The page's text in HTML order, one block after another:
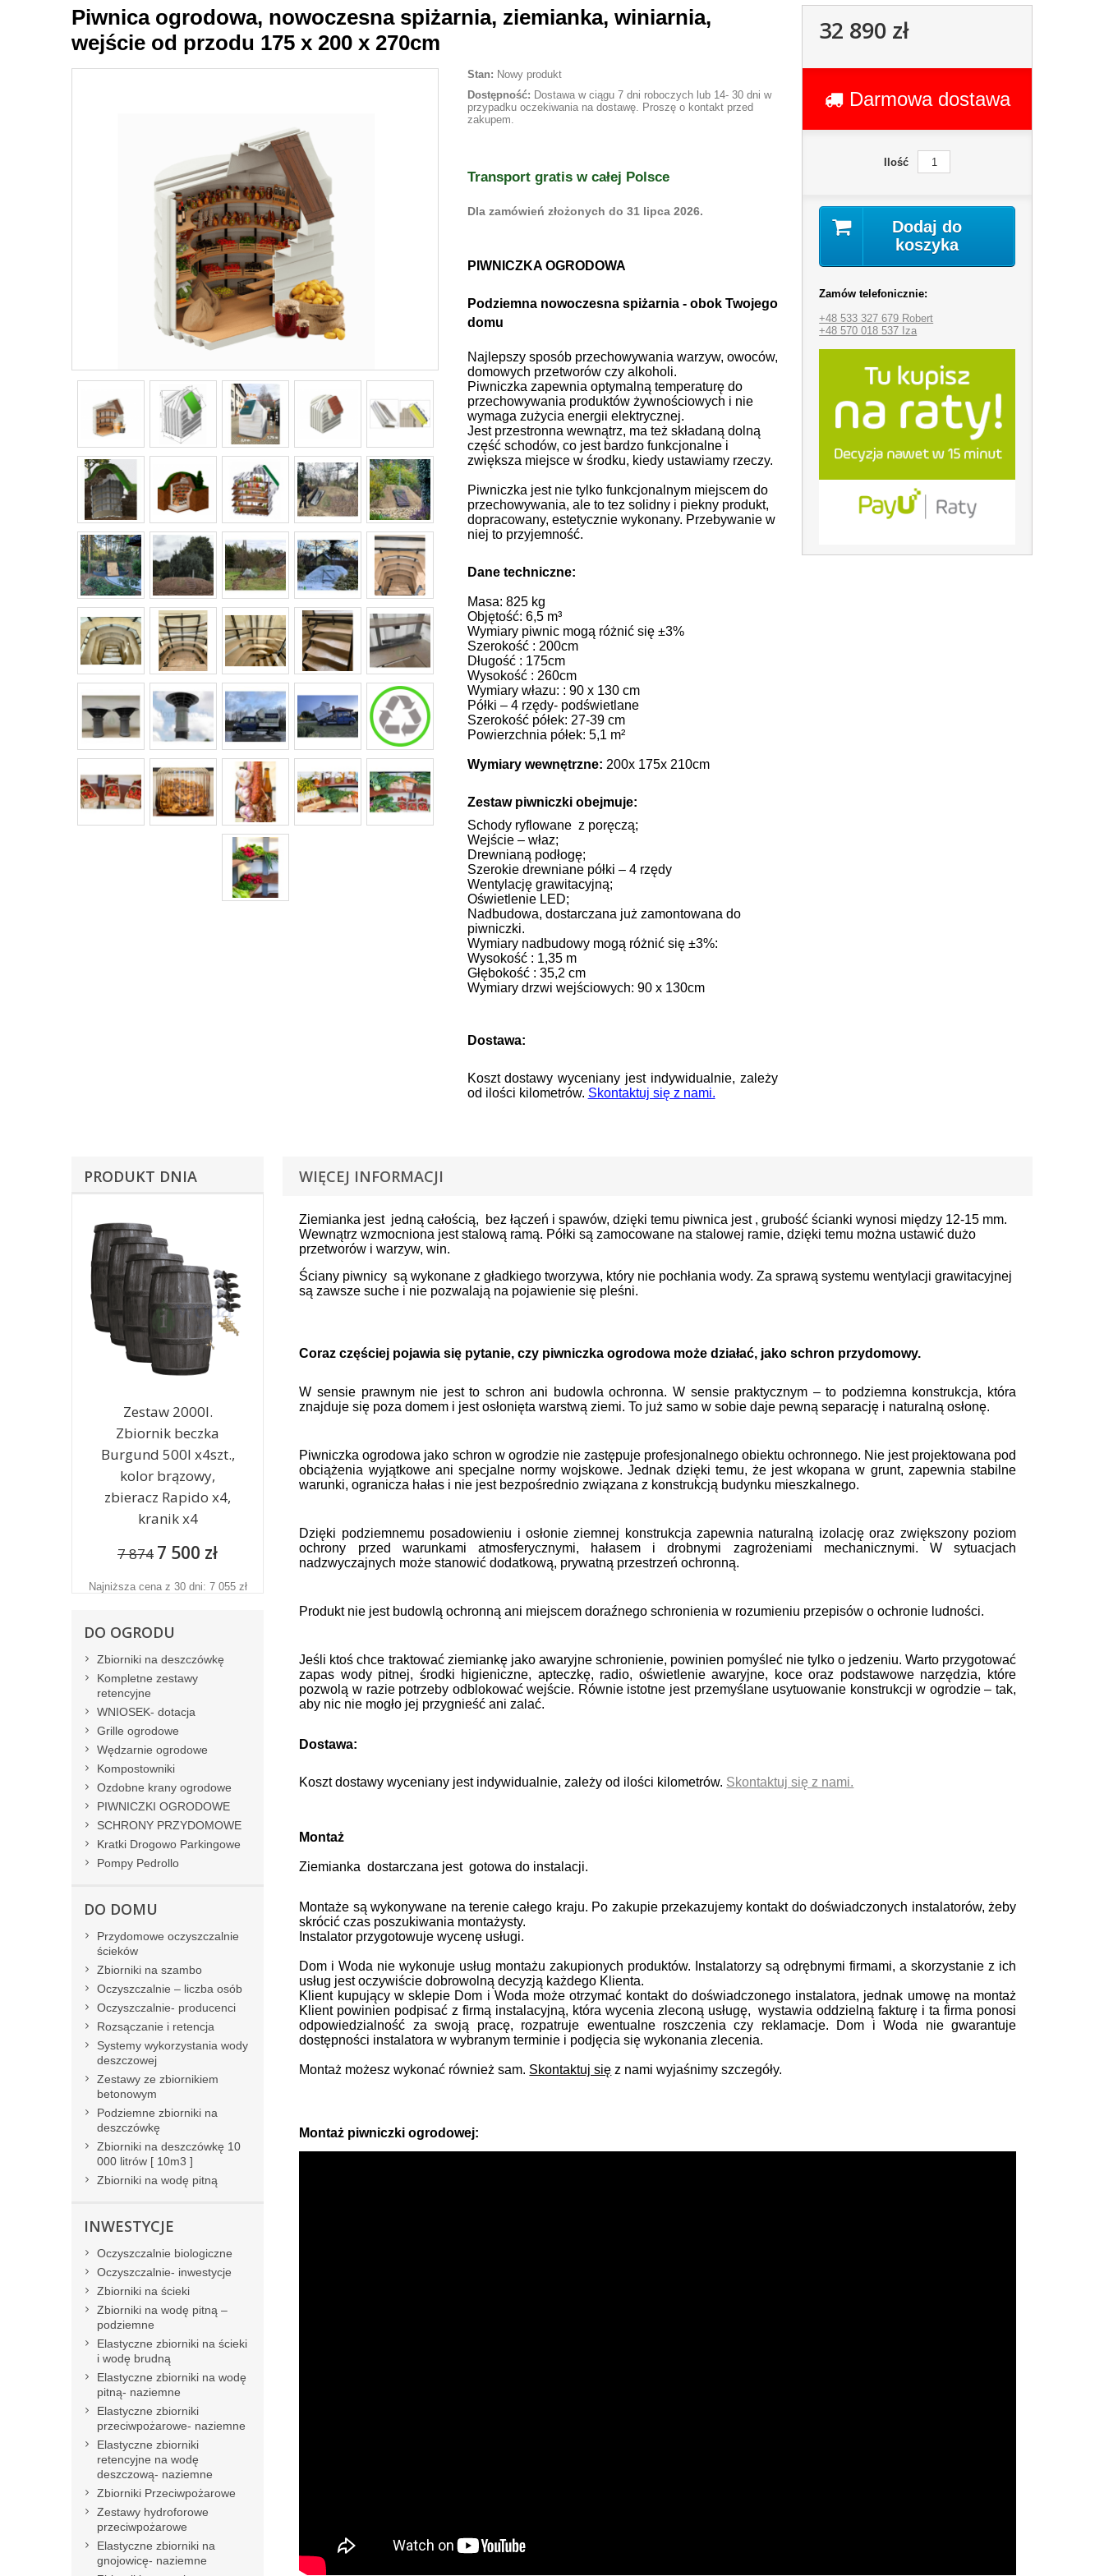
Piwnica ogrodowa, nowoczesna spiżarnia, ziemianka, winiarnia,
wejście od przodu 175 x 200 x 270cm
Stan: Nowy produkt
Dostępność: Dostawa w ciągu 7 dni roboczych lub 14- 30 dni w
przypadku oczekiwania na dostawę. Proszę o kontakt przed
zakupem.
Transport gratis w całej Polsce
Dla zamówień złożonych do 31 lipca 2026.
PIWNICZKA OGRODOWA
Podziemna nowoczesna spiżarnia - obok Twojego
domu
Najlepszy sposób przechowywania warzyw, owoców,
domowych przetworów czy alkoholi.
Piwniczka zapewnia optymalną temperaturę do
przechowywania produktów żywnościowych i nie
wymaga zużycia energii elektrycznej.
Jest przestronna wewnątrz, ma też składaną dolną
część schodów, co jest bardzo funkcjonalne i
zwiększa miejsce w środku, kiedy ustawiamy rzeczy.
Piwniczka jest nie tylko funkcjonalnym miejscem do
przechowywania, ale to tez solidny i piekny produkt,
dopracowany, estetycznie wykonany. Przebywanie w
niej to przyjemność.
Dane techniczne:
Masa: 825 kg
Objętość: 6,5m³
Wymiary piwnic mogą różnić się ±3%
Szerokość : 200cm
Długość : 175cm
Wysokość : 260cm
Wymiary włazu: : 90 x 130 cm
Półki – 4 rzędy- podświetlane
Szerokość półek: 27-39 cm
Powierzchnia półek: 5,1 m²
Wymiary wewnętrzne: 200x 175x 210cm
Zestaw piwniczki obejmuje:
Schody ryflowane z poręczą;
Wejście – właz;
Drewnianą podłogę;
Szerokie drewniane półki – 4 rzędy
Wentylację grawitacyjną;
Oświetlenie LED;
Nadbudowa, dostarczana już zamontowana do
piwniczki.
Wymiary nadbudowy mogą różnić się ±3%:
Wysokość : 1,35 m
Głębokość : 35,2 cm
Wymiary drzwi wejściowych: 90 x 130cm
Dostawa:
Koszt dostawy wyceniany jest indywidualnie, zależy
od ilości kilometrów. Skontaktuj się z nami.
32 890 zł
Darmowa dostawa
Ilość
Dodaj do
koszyka
Zamów telefonicznie:
+48 533 327 679 Robert
+48 570 018 537 Iza
WIĘCEJ INFORMACJI
Ziemianka jest jedną całością, bez łączeń i spawów, dzięki temu piwnica jest , grubość ścianki wynosi między 12-15 mm.
Wewnątrz wzmocniona jest stalową ramą. Półki są zamocowane na stalowej ramie, dzięki temu można ustawić dużo
przetworów i warzyw, win.
Ściany piwnicy są wykonane z gładkiego tworzywa, który nie pochłania wody. Za sprawą systemu wentylacji grawitacyjnej
są zawsze suche i nie pozwalają na pojawienie się pleśni.
Coraz częściej pojawia się pytanie, czy piwniczka ogrodowa może działać, jako schron przydomowy.
W sensie prawnym nie jest to schron ani budowla ochronna. W sensie praktycznym – to podziemna konstrukcja, która
znajduje się poza domem i jest osłonięta warstwą ziemi. To już samo w sobie daje pewną separację i naturalną osłonę.
Piwniczka ogrodowa jako schron w ogrodzie nie zastępuje profesjonalnego obiektu ochronnego. Nie jest projektowana pod
obciążenia wyjątkowe ani specjalne normy wojskowe. Jednak dzięki temu, że jest wkopana w grunt, zapewnia stabilne
warunki, ogranicza hałas i nie jest bezpośrednio związana z konstrukcją budynku mieszkalnego.
Dzięki podziemnemu posadowieniu i osłonie ziemnej konstrukcja zapewnia naturalną izolację oraz zwiększony poziom
ochrony przed warunkami atmosferycznymi, hałasem i drobnymi zagrożeniami mechanicznymi. W sytuacjach
nadzwyczajnych może stanowić dodatkową, prywatną przestrzeń ochronną.
Produkt nie jest budowlą ochronną ani miejscem doraźnego schronienia w rozumieniu przepisów o ochronie ludności.
Jeśli ktoś chce traktować ziemiankę jako awaryjne schronienie, powinien pomyśleć nie tylko o jedzeniu. Warto przygotować
zapas wody pitnej, środki higieniczne, apteczkę, radio, oświetlenie awaryjne, koce oraz podstawowe narzędzia, które
pozwolą w razie potrzeby odblokować wejście. Równie istotne jest przemyślane usytuowanie konstrukcji w ogrodzie – tak,
aby nic nie mogło jej przygnieść ani zalać.
Dostawa:
Koszt dostawy wyceniany jest indywidualnie, zależy od ilości kilometrów. Skontaktuj się z nami.
Montaż
Ziemianka dostarczana jest gotowa do instalacji.
Montaże są wykonywane na terenie całego kraju. Po zakupie przekazujemy kontakt do doświadczonych instalatorów, żeby
skrócić czas poszukiwania montażysty.
Instalator przygotowuje wycenę usługi.
Dom i Woda nie wykonuje usług montażu zakupionych produktów. Instalatorzy są odrębnymi firmami, a skorzystanie z ich
usług jest oczywiście dobrowolną decyzją każdego Klienta.
Klient kupujący w sklepie Dom i Woda może otrzymać kontakt do doświadczonego instalatora, jednak umowę na montaż
Klient powinien podpisać z firmą instalacyjną, która wycenia zleconą usługę, wystawia oddzielną fakturę i ta firma ponosi
odpowiedzialność za swoją pracę, rozpatruje ewentualne roszczenia czy reklamacje. Dom i Woda nie gwarantuje
dostępności instalatora w wybranym terminie i podjęcia się wykonania zlecenia.
Montaż możesz wykonać również sam. Skontaktuj się z nami wyjaśnimy szczegóły.
Montaż piwniczki ogrodowej:
PRODUKT DNIA
Zestaw 2000l.
Zbiornik beczka
Burgund 500l x4szt.,
kolor brązowy,
zbieracz Rapido x4,
kranik x4
7 874 7 500 zł
Najniższa cena z 30 dni: 7 055 zł
DO OGRODU
Zbiorniki na deszczówkę
Kompletne zestawy
retencyjne
WNIOSEK- dotacja
Grille ogrodowe
Wędzarnie ogrodowe
Kompostowniki
Ozdobne krany ogrodowe
PIWNICZKI OGRODOWE
SCHRONY PRZYDOMOWE
Kratki Drogowo Parkingowe
Pompy Pedrollo
DO DOMU
Przydomowe oczyszczalnie
ścieków
Zbiorniki na szambo
Oczyszczalnie – liczba osób
Oczyszczalnie- producenci
Rozsączanie i retencja
Systemy wykorzystania wody
deszczowej
Zestawy ze zbiornikiem
betonowym
Podziemne zbiorniki na
deszczówkę
Zbiorniki na deszczówkę 10
000 litrów [ 10m3 ]
Zbiorniki na wodę pitną
INWESTYCJE
Oczyszczalnie biologiczne
Oczyszczalnie- inwestycje
Zbiorniki na ścieki
Zbiorniki na wodę pitną –
podziemne
Elastyczne zbiorniki na ścieki
i wodę brudną
Elastyczne zbiorniki na wodę
pitną- naziemne
Elastyczne zbiorniki
przeciwpożarowe- naziemne
Elastyczne zbiorniki
retencyjne na wodę
deszczową- naziemne
Zbiorniki Przeciwpożarowe
Zestawy hydroforowe
przeciwpożarowe
Elastyczne zbiorniki na
gnojowicę- naziemne